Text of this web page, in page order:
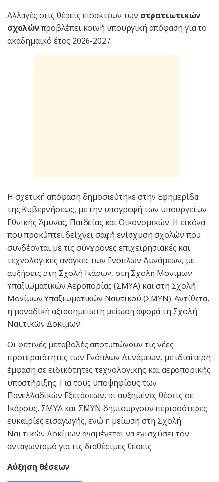
Αλλαγές στις θέσεις εισακτέων των στρατιωτικών
σχολώνπροβλέπει κοινή υπουργική απόφαση για το
ακαδημαϊκό έτος 2026-2027.
Η σχετική απόφαση δημοσιεύτηκε στην Εφημερίδα
της Κυβερνήσεως, με την υπογραφή των υπουργείων
Εθνικής Άμυνας, Παιδείας και Οικονομικών. Η εικόνα
που προκύπτει δείχνει σαφή ενίσχυση σχολών που
συνδέονται με τις σύγχρονες επιχειρησιακές και
τεχνολογικές ανάγκες των Ενόπλων Δυνάμεων, με
αυξήσεις στη Σχολή Ικάρων, στη Σχολή Μονίμων
Υπαξιωματικών Αεροπορίας (ΣΜΥΑ) και στη Σχολή
Μονίμων Υπαξιωματικών Ναυτικού (ΣΜΥΝ). Αντίθετα,
η μοναδική αξιοσημείωτη μείωση αφορά τη Σχολή
Ναυτικών Δοκίμων.
Οι φετινές μεταβολές αποτυπώνουν τις νέες
προτεραιότητες των Ενόπλων Δυνάμεων, με ιδιαίτερη
έμφαση σε ειδικότητες τεχνολογικής και αεροπορικής
υποστήριξης. Για τους υποψηφίους των
Πανελλαδικών Εξετάσεων, οι αυξημένες θέσεις σε
Ικάρους, ΣΜΥΑ και ΣΜΥΝ δημιουργούν περισσότερες
ευκαιρίες εισαγωγής, ενώ η μείωση στη Σχολή
Ναυτικών Δοκίμων αναμένεται να ενισχύσει τον
ανταγωνισμό για τις διαθέσιμες θέσεις
Αύξηση θέσεων